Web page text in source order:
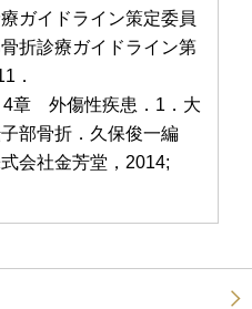
ガイドライン策定委員
折診療ガイドライン第
．
4章 外傷性疾患．1．大
部骨折．久保俊一編
会社金芳堂，2014;